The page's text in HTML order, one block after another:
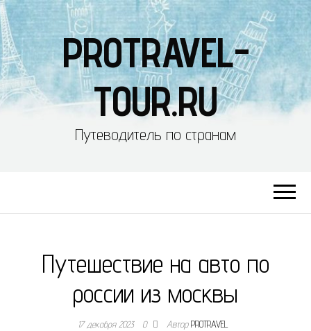
PROTRAVEL-
TOUR.RU
Путеводитель по странам
Путешествие на авто по
россии из москвы
17 декабря 2023 0 АвторPROTRAVEL